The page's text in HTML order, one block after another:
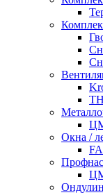
ТН
Окна /
Ондулин